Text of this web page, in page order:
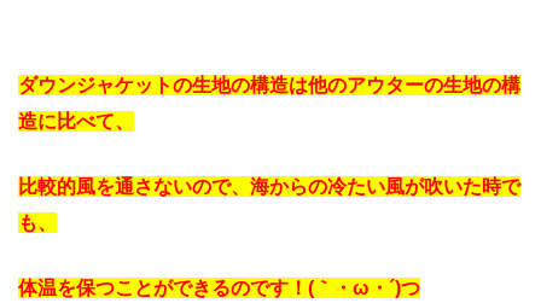
ダウンジャケットの生地の構造は他のアウターの生地の構
造に比べて、
比較的風を通さないので、海からの冷たい風が吹いた時で
も、
体温を保つことができるのです！(｀・ω・´)つ